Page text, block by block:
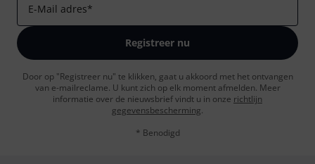
E-Mail adres*
Registreer nu
Door op "Registreer nu" te klikken, gaat u akkoord met het ontvangen
van e-mailreclame. U kunt zich op elk moment afmelden. Meer
informatie over de nieuwsbrief vindt u in onze richtlijn
gegevensbescherming.
* Benodigd